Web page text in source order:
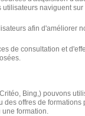
les produits
expéditions
naviguent sur
afin d'améliorer
de consultation et
Bing,) pouvons
des offres de formations
formation.